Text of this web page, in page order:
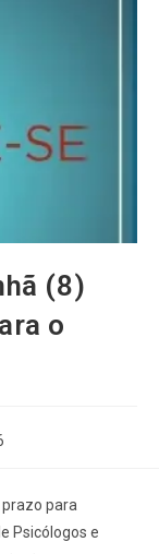
(8)
o
para
Psicólogos e